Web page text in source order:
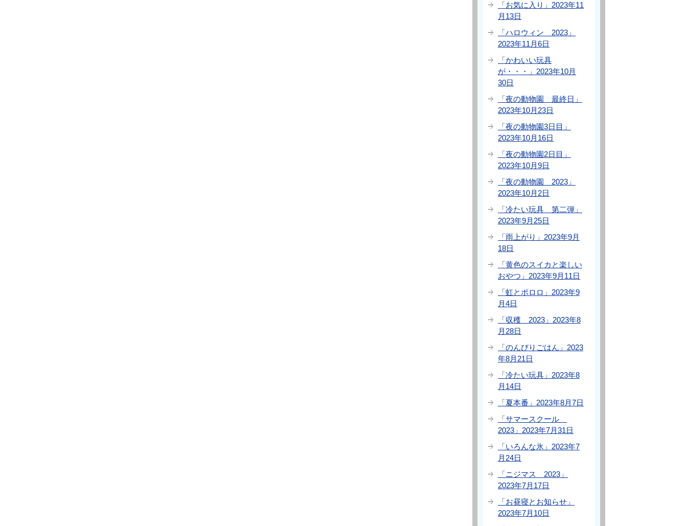
「お気に入り」2023年11
月13日
「ハロウィン 2023」
2023年11月6日
「かわいい玩具
が・・・」2023年10月
30日
「夜の動物園 最終日」
2023年10月23日
「夜の動物園3日目」
2023年10月16日
「夜の動物園2日目」
2023年10月9日
「夜の動物園 2023」
2023年10月2日
「冷たい玩具 第二弾」
2023年9月25日
「雨上がり」2023年9月
18日
「黄色のスイカと楽しい
おやつ」2023年9月11日
「虹とポロロ」2023年9
月4日
「収穫 2023」2023年8
月28日
「のんびりごはん」2023
年8月21日
「冷たい玩具」2023年8
月14日
「夏本番」2023年8月7日
「サマースクール
2023」2023年7月31日
「いろんな氷」2023年7
月24日
「ニジマス 2023」
2023年7月17日
「お昼寝とお知らせ」
2023年7月10日